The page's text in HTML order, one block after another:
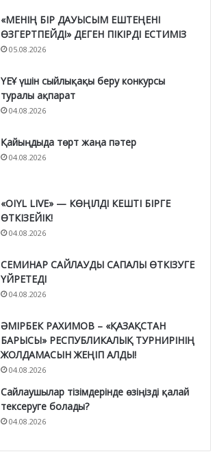
«МЕНІҢ БІР ДАУЫСЫМ ЕШТЕҢЕНІ
ӨЗГЕРТПЕЙДІ» ДЕГЕН ПІКІРДІ ЕСТИМІЗ
05.08.2026
ҮЕҰ үшін сыйлықақы беру конкурсы
туралы ақпарат
04.08.2026
Қайыңдыда төрт жаңа пәтер
04.08.2026
«OIYL LIVE» — КӨҢІЛДІ КЕШТІ БІРГЕ
ӨТКІЗЕЙІК!
04.08.2026
СЕМИНАР САЙЛАУДЫ САПАЛЫ ӨТКІЗУГЕ
ҮЙРЕТЕДІ
04.08.2026
ӘМІРБЕК РАХИМОВ – «ҚАЗАҚСТАН
БАРЫСЫ» РЕСПУБЛИКАЛЫҚ ТУРНИРІНІҢ
ЖОЛДАМАСЫН ЖЕҢІП АЛДЫ!
04.08.2026
Сайлаушылар тізімдерінде өзіңізді қалай
тексеруге болады?
04.08.2026